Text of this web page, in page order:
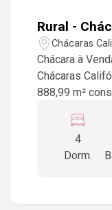
Rural -
Chácaras
Chácara à
Chácaras
888,99 m²
cozinha, sala
completa, com
para festas, 2
4
Dorm.